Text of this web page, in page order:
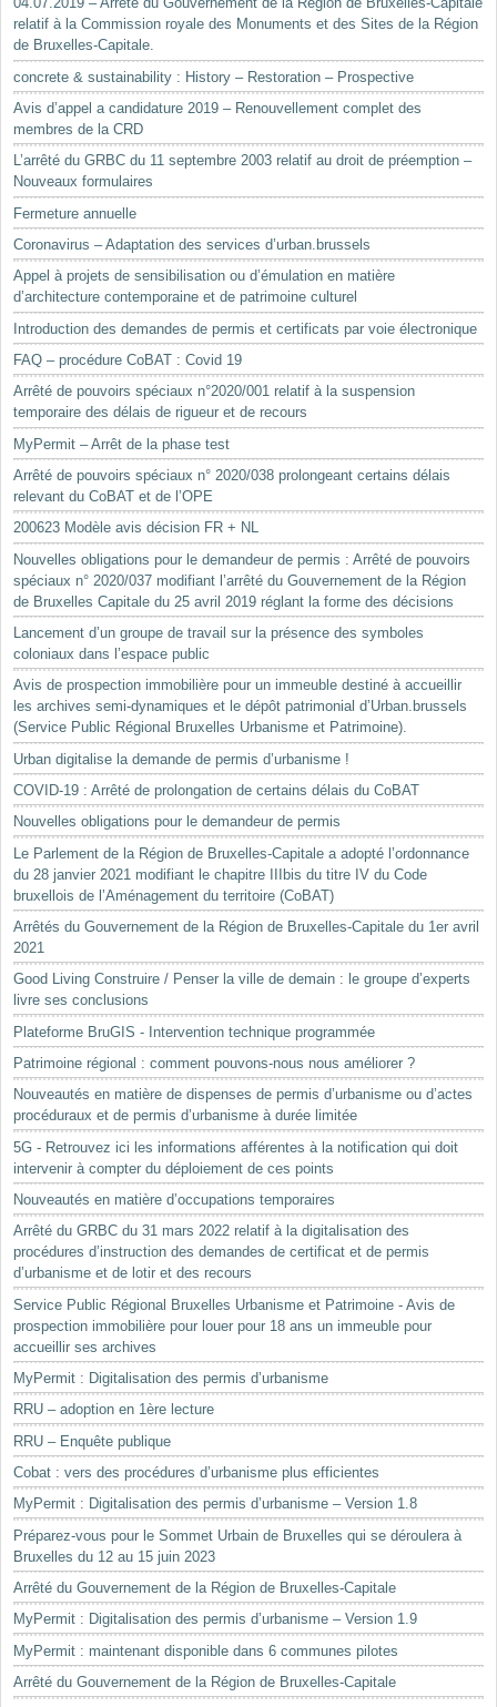
relatif à la Commission royale des Monuments et des Sites de la Région
de Bruxelles-Capitale.
concrete & sustainability : History – Restoration – Prospective
Avis d’appel a candidature 2019 – Renouvellement complet des
membres de la CRD
L’arrêté du GRBC du 11 septembre 2003 relatif au droit de préemption –
Nouveaux formulaires
Fermeture annuelle
Coronavirus – Adaptation des services d’urban.brussels
Appel à projets de sensibilisation ou d’émulation en matière
d’architecture contemporaine et de patrimoine culturel
Introduction des demandes de permis et certificats par voie électronique
FAQ – procédure CoBAT : Covid 19
Arrêté de pouvoirs spéciaux n°2020/001 relatif à la suspension
temporaire des délais de rigueur et de recours
MyPermit – Arrêt de la phase test
Arrêté de pouvoirs spéciaux n° 2020/038 prolongeant certains délais
relevant du CoBAT et de l’OPE
200623 Modèle avis décision FR + NL
Nouvelles obligations pour le demandeur de permis : Arrêté de pouvoirs
spéciaux n° 2020/037 modifiant l’arrêté du Gouvernement de la Région
de Bruxelles Capitale du 25 avril 2019 réglant la forme des décisions
Lancement d’un groupe de travail sur la présence des symboles
coloniaux dans l’espace public
Avis de prospection immobilière pour un immeuble destiné à accueillir
les archives semi-dynamiques et le dépôt patrimonial d’Urban.brussels
(Service Public Régional Bruxelles Urbanisme et Patrimoine).
Urban digitalise la demande de permis d’urbanisme !
COVID-19 : Arrêté de prolongation de certains délais du CoBAT
Nouvelles obligations pour le demandeur de permis
Le Parlement de la Région de Bruxelles-Capitale a adopté l’ordonnance
du 28 janvier 2021 modifiant le chapitre IIIbis du titre IV du Code
bruxellois de l’Aménagement du territoire (CoBAT)
Arrêtés du Gouvernement de la Région de Bruxelles-Capitale du 1er avril
2021
Good Living Construire / Penser la ville de demain : le groupe d’experts
livre ses conclusions
Plateforme BruGIS - Intervention technique programmée
Patrimoine régional : comment pouvons-nous nous améliorer ?
Nouveautés en matière de dispenses de permis d’urbanisme ou d’actes
procéduraux et de permis d’urbanisme à durée limitée
5G - Retrouvez ici les informations afférentes à la notification qui doit
intervenir à compter du déploiement de ces points
Nouveautés en matière d’occupations temporaires
Arrêté du GRBC du 31 mars 2022 relatif à la digitalisation des
procédures d’instruction des demandes de certificat et de permis
d’urbanisme et de lotir et des recours
Service Public Régional Bruxelles Urbanisme et Patrimoine - Avis de
prospection immobilière pour louer pour 18 ans un immeuble pour
accueillir ses archives
MyPermit : Digitalisation des permis d’urbanisme
RRU – adoption en 1ère lecture
RRU – Enquête publique
Cobat : vers des procédures d’urbanisme plus efficientes
MyPermit : Digitalisation des permis d’urbanisme – Version 1.8
Préparez-vous pour le Sommet Urbain de Bruxelles qui se déroulera à
Bruxelles du 12 au 15 juin 2023
Arrêté du Gouvernement de la Région de Bruxelles-Capitale
MyPermit : Digitalisation des permis d’urbanisme – Version 1.9
MyPermit : maintenant disponible dans 6 communes pilotes
Arrêté du Gouvernement de la Région de Bruxelles-Capitale